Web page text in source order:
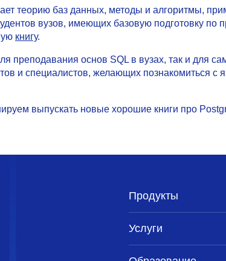
теорию баз данных, методы и алгоритмы,
вузов, имеющих базовую подготовку по
книгу.
преподавания основ SQL в вузах, так и для
и специалистов, желающих познакомиться
выпускать новые хорошие книги про
Продукты
Услуги